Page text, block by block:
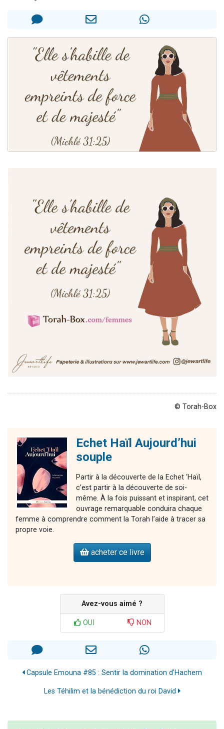
2 nouvelles musiques dans Torah-Box Music
4 personnes viennent de faire un don pour Reloger Rivka, 6 enfants, victime de violences...
© Torah-Box
Echet Haïl Aujourd’hui
souple
Partir à la découverte de la Echet ‘Haïl,
c’est partir à la découverte de soi-
même. À la fois puissant et inspirant, cet
ouvrage remarquable conduira chaque
femme à comprendre comment la Torah l’aide à tracer sa
propre voie.
acheter ce livre
Avez-vous aimé ?
OUI NON
Capsule Emouna #85 : Sentir la domination d'Hachem
Les Téhilim et la bénédiction du roi David